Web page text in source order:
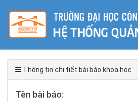
Thông tin chi tiết bài báo khoa học
Tên bài báo: